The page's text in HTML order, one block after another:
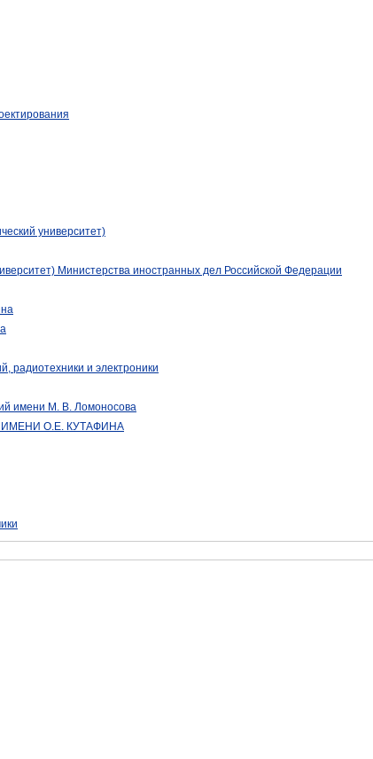
университет)
Министерства иностранных дел Российской Федерации
радиотехники и электроники
имени М. В. Ломоносова
О.Е. КУТАФИНА